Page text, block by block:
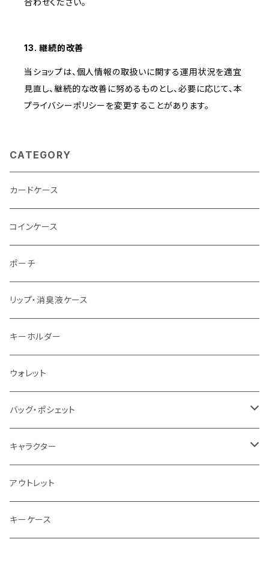
合わせください。
13. 継続的改善
当ショップは、個人情報の取扱いに関する運用状況を適宜
見直し、継続的な改善に努めるものとし、必要に応じて、本
プライバシーポリシーを変更することがあります。
CATEGORY
カードケース
コインケース
ポーチ
リップ・消臭液ケース
キーホルダー
ウォレット
バッグ・ポシェット
バッグ・ポシェット
ショルダー
キャラクター
ネコ
フレブル
アウトレット
キーケース